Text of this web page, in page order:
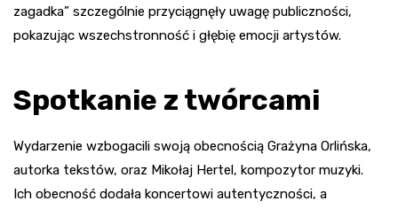
zagadka” szczególnie przyciągnęły uwagę publiczności,
pokazując wszechstronność i głębię emocji artystów.
Spotkanie z twórcami
Wydarzenie wzbogacili swoją obecnością Grażyna Orlińska,
autorka tekstów, oraz Mikołaj Hertel, kompozytor muzyki.
Ich obecność dodała koncertowi autentyczności, a